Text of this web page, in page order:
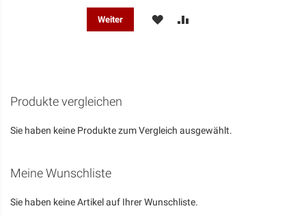
Weiter MERKEN
Produkte vergleichen
Sie haben keine Produkte zum Vergleich ausgewählt.
Meine Wunschliste
Sie haben keine Artikel auf Ihrer Wunschliste.